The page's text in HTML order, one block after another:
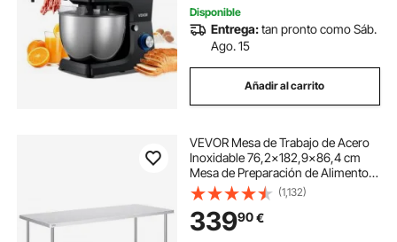
Disponible
Entrega:tan pronto como Sáb.
Ago. 15
Añadir al carrito
VEVOR Mesa de Trabajo de Acero
Inoxidable 76,2x182,9x86,4 cm
Mesa de Preparación de Alimentos
Carga 417 kg 3 Niveles de Altura
Regulables Unidad de
Almacenamiento de Alimentos para
Cocina Restaurante
(1,132)
33990€